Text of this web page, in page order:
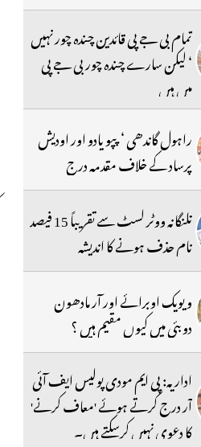
تمام بی جے پی قائدین چندہ چور نہیں
‘ لیکن سارے چندہ چور بی جے پی
میں ہیں
راہول گاندھی ‘ پپو یادو اور اودیش
پرساد کے خلاف مقدمہ درج
تلنگانہ ووٹر لسٹ سے تقریباً 15 فیصد
نام حذف ہونے کا اندیشہ
ویویک اوبرائے اور آر مادھون
دوبئی میں کیوں مقیم ہیں ؟
اداریہ: پی ایم مودی پولیس ایف آئی
آر درج کرتے ہوئے 'معاف کرنے'
کا دعوی نہیں کرسکتے ہیں۔